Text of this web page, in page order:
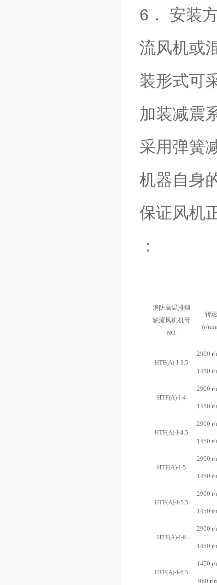
6． 安装
流风机或
装形式可
加装减震
采用弹簧
机器自身
保证风机
：
消防高温排烟
轴流风机机号
NO.
转速
(r/
HTF(A)-I-3.5
2900
1450
HTF(A)-I-4
2900
1450
HTF(A)-I-4.5
2900
1450
HTF(A)-I-5
2900
1450
HTF(A)-I-5.5
2900
1450
HTF(A)-I-6
2900
1450
HTF(A)-I-6.5
1450
960 r/